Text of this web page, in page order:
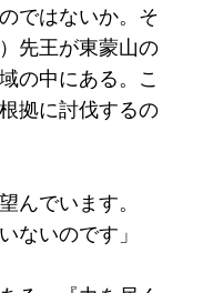
ではないか。そ
先王が東蒙山の
の中にある。こ
拠に討伐するの
んでいます。
ないのです」